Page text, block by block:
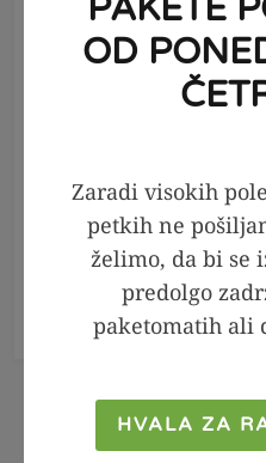
5
LCHF
PAKETE
OD
Zaradi visokih
petkih ne
želimo, da bi se
predolgo
paketomatih ali
HVALA ZA